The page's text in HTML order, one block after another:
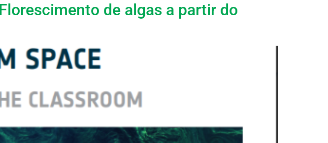
de algas a partir do